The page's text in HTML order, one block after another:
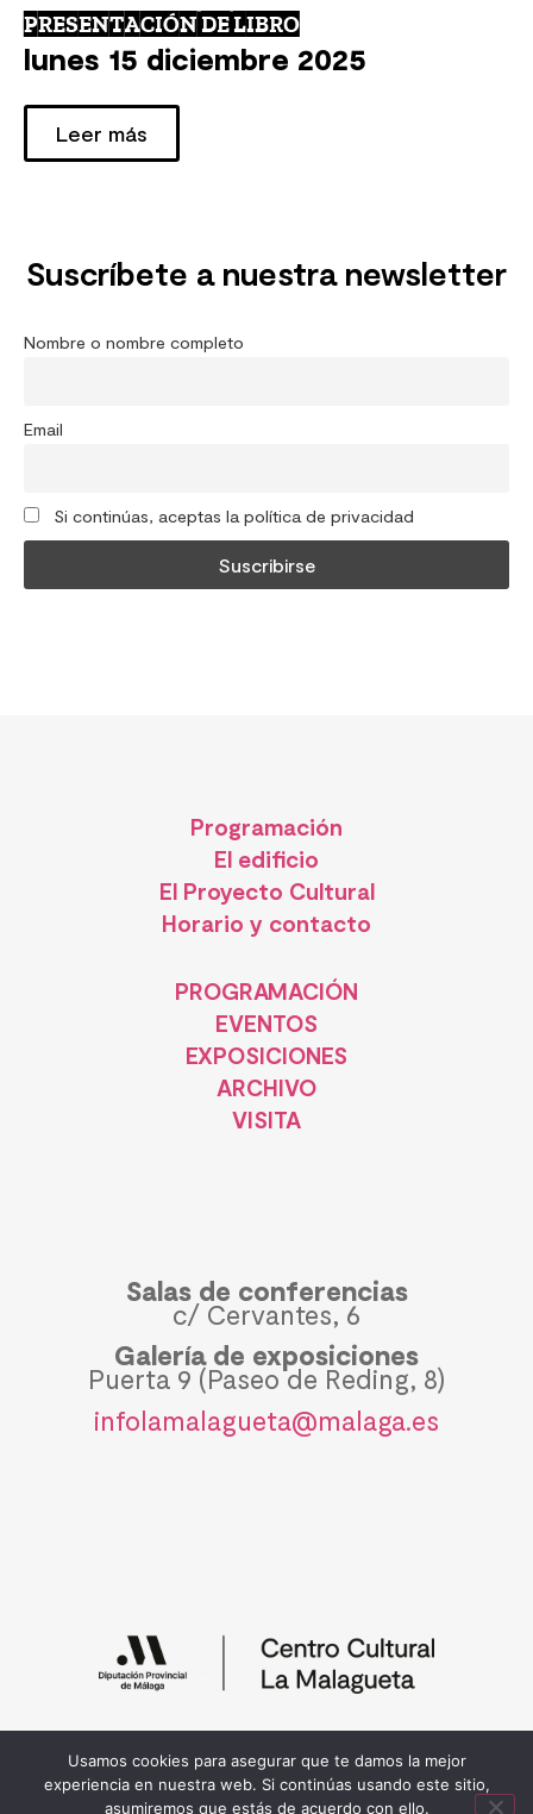
PRESENTACIÓN DE LIBRO
lunes 15 diciembre 2025
Leer más
Suscríbete a nuestra newsletter
Nombre o nombre completo
Email
Si continúas, aceptas la política de privacidad
Programación
El edificio
El Proyecto Cultural
Horario y contacto
PROGRAMACIÓN
EVENTOS
EXPOSICIONES
ARCHIVO
VISITA
Salas de conferencias
c/ Cervantes, 6
Galería de exposiciones
Puerta 9 (Paseo de Reding, 8)
infolamalagueta@malaga.es
© 2026 Diputación de Málaga
Usamos cookies para asegurar que te damos la mejor
experiencia en nuestra web. Si continúas usando este sitio,
asumiremos que estás de acuerdo con ello.